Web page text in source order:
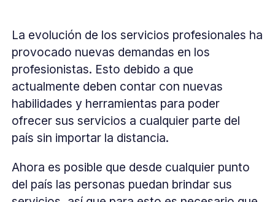
La evolución de los servicios profesionales ha
provocado nuevas demandas en los
profesionistas. Esto debido a que
actualmente deben contar con nuevas
habilidades y herramientas para poder
ofrecer sus servicios a cualquier parte del
país sin importar la distancia.
Ahora es posible que desde cualquier punto
del país las personas puedan brindar sus